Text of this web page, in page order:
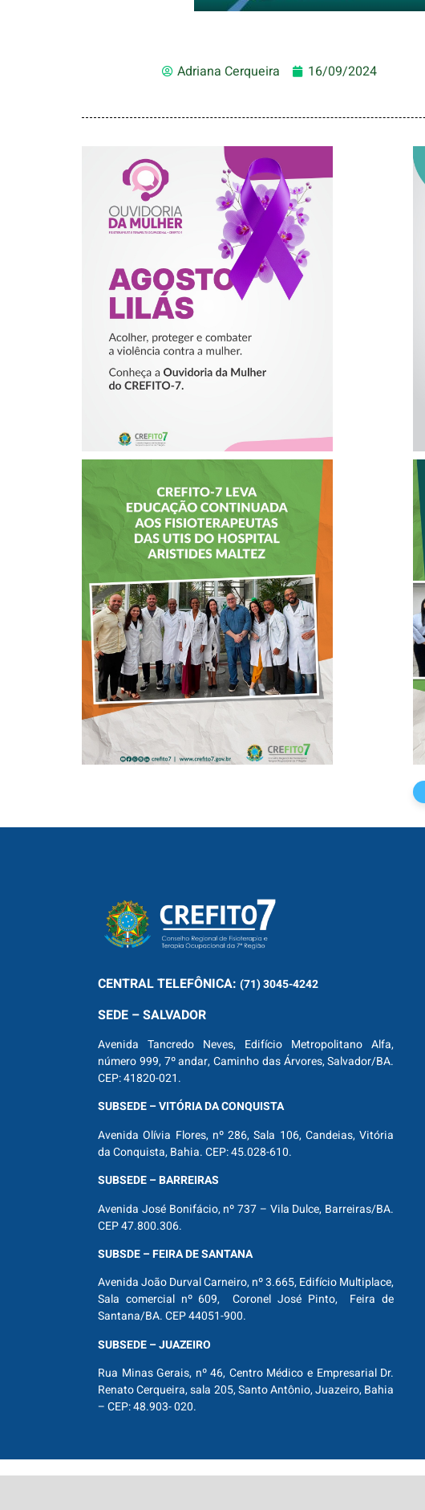
Adriana Cerqueira 16/09/2024
AGOSTO LILÁS –
ACOLHER,
PROTEGER E
COMBATER A
VIOLÊNCIA
CONTRA A
MULHER
CREFITO-7 LEVA
EDUCAÇÃO
CONTINUADA AOS
FISIOTERAPEUTAS
DAS UTIs DO
HOSPITAL
ARISTIDES
MALTEZ
CENTRALTELEFÔNICA: (71) 3045-4242
SEDE – SALVADOR
Avenida Tancredo Neves, Edifício Metropolitano Alfa,
número 999, 7º andar, Caminho das Árvores, Salvador/BA.
CEP: 41820-021.
SUBSEDE – VITÓRIA DA CONQUISTA
Avenida Olívia Flores, nº 286, Sala 106, Candeias, Vitória
da Conquista, Bahia. CEP: 45.028-610.
SUBSEDE – BARREIRAS
Avenida José Bonifácio, nº 737 – Vila Dulce, Barreiras/BA.
CEP 47.800.306.
SUBSDE – FEIRA DE SANTANA
Avenida João Durval Carneiro, nº 3.665, Edifício Multiplace,
Sala comercial nº 609, Coronel José Pinto, Feira de
Santana/BA. CEP 44051-900.
SUBSEDE – JUAZEIRO
Rua Minas Gerais, nº 46, Centro Médico e Empresarial Dr.
Renato Cerqueira, sala 205, Santo Antônio, Juazeiro, Bahia
– CEP: 48.903- 020.